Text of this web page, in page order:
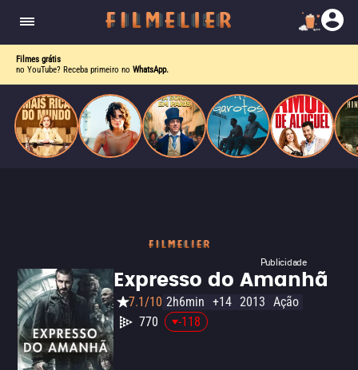
Filmes grátis
no YouTube? Receba primeiro no WhatsApp.
Publicidade
Expresso do Amanhã
7.1/10 2h6min +14 2013 Ação
770
-118
do
Mundo